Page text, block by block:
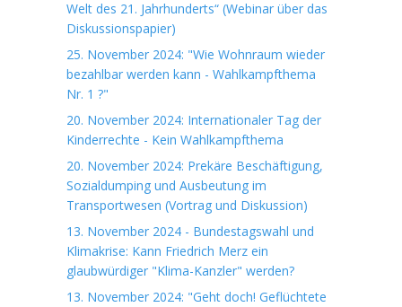
Welt des 21. Jahrhunderts“ (Webinar über das
Diskussionspapier)
25. November 2024: "Wie Wohnraum wieder
bezahlbar werden kann - Wahlkampfthema
Nr. 1 ?"
20. November 2024: Internationaler Tag der
Kinderrechte - Kein Wahlkampfthema
20. November 2024: Prekäre Beschäftigung,
Sozialdumping und Ausbeutung im
Transportwesen (Vortrag und Diskussion)
13. November 2024 - Bundestagswahl und
Klimakrise: Kann Friedrich Merz ein
glaubwürdiger "Klima-Kanzler" werden?
13. November 2024: "Geht doch! Geflüchtete